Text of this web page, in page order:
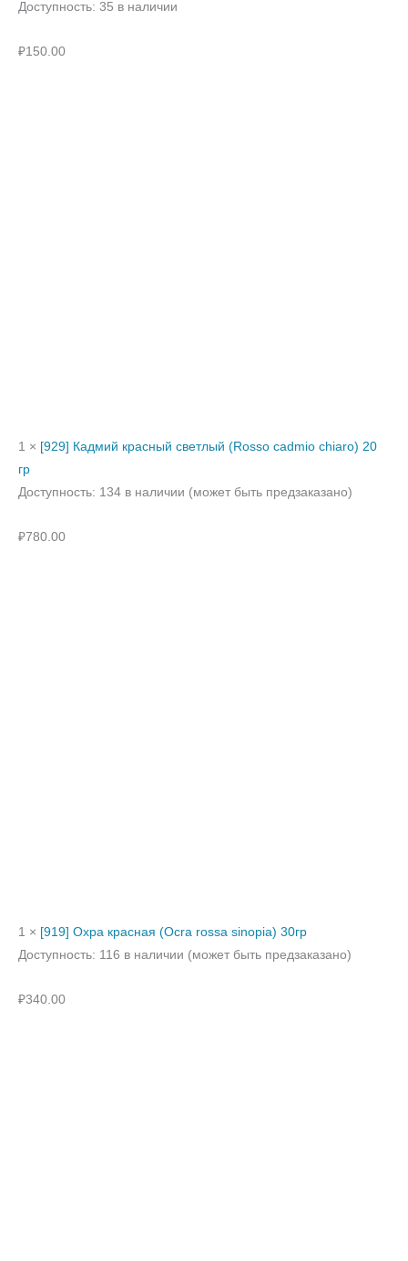
Доступность: 35 в наличии
₽150.00
1 × [929] Кадмий красный светлый (Rosso cadmio chiaro) 20
гр
Доступность: 134 в наличии (может быть предзаказано)
₽780.00
1 × [919] Охра красная (Ocra rossa sinopia) 30гр
Доступность: 116 в наличии (может быть предзаказано)
₽340.00